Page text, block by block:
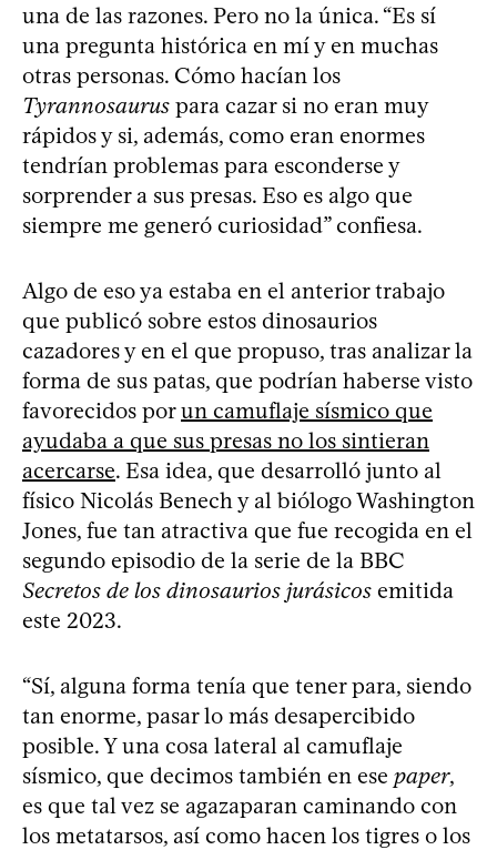
una de las razones. Pero no la única. “Es sí
una pregunta histórica en mí y en muchas
otras personas. Cómo hacían los
Tyrannosaurus para cazar si no eran muy
rápidos y si, además, como eran enormes
tendrían problemas para esconderse y
sorprender a sus presas. Eso es algo que
siempre me generó curiosidad” confiesa.
Algo de eso ya estaba en el anterior trabajo
que publicó sobre estos dinosaurios
cazadores y en el que propuso, tras analizar la
forma de sus patas, que podrían haberse visto
favorecidos porun camuflaje sísmico que
ayudaba a que sus presas no los sintieran
acercarse. Esa idea, que desarrolló junto al
físico Nicolás Benech y al biólogo Washington
Jones, fue tan atractiva que fue recogida en el
segundo episodio de la serie de la BBC
Secretos de los dinosaurios jurásicos emitida
este 2023.
“Sí, alguna forma tenía que tener para, siendo
tan enorme, pasar lo más desapercibido
posible. Y una cosa lateral al camuflaje
sísmico, que decimos también en ese paper,
es que tal vez se agazaparan caminando con
los metatarsos, así como hacen los tigres o los